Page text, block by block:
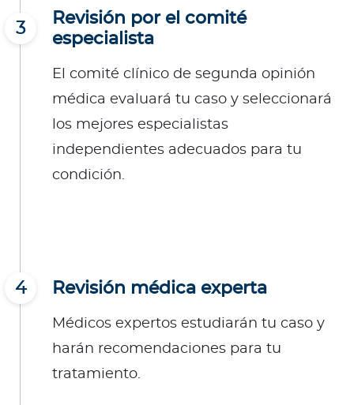
3
Revisión por el comité
especialista
El comité clínico de segunda opinión
médica evaluará tu caso y seleccionará
los mejores especialistas
independientes adecuados para tu
condición.
4 Revisión médica experta
Médicos expertos estudiarán tu caso y
harán recomendaciones para tu
tratamiento.